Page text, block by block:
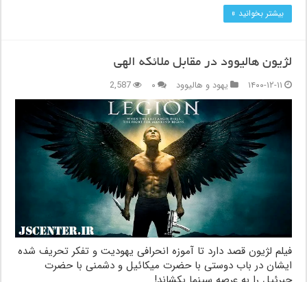
بیشتر بخوانید »
لژیون هالیوود در مقابل ملائکه الهی
۱۴۰۰-۱۲-۱۱
یهود و هالیوود ۰ 2,587
فیلم لژیون قصد دارد تا آموزه انحرافی یهودیت و تفکر تحریف شده
ایشان در باب دوستی با حضرت میکائیل و دشمنی با حضرت